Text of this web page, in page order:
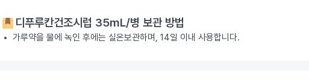
디푸루칸건조시럽 35mL/병 보관 방법
가루약을 물에 녹인 후에는 실온보관하며, 14일 이내 사용합니다.